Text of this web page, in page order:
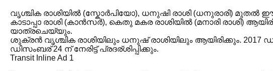
വൃശ്ചിക രാശിയിൽ (സ്കോർപിയോ), ധനുഷി രാശി (ധനുരാരി)
കാടാപ്പാ രാശി (കാൻസർ), കെതു മകര രാശിയിൽ (മനാരി രാശി)
യാത്രചെയ്യും.
ശുക്രൻ വൃശ്ചിക രാശിയിലും ധനുഷ് രാശിയിലും ആയിരിക്കും. 2017
ഡിസംബര് 24 ന് നേരിട്ട് പ്രദര്ശിപ്പിക്കും.
Transit Inline Ad 1